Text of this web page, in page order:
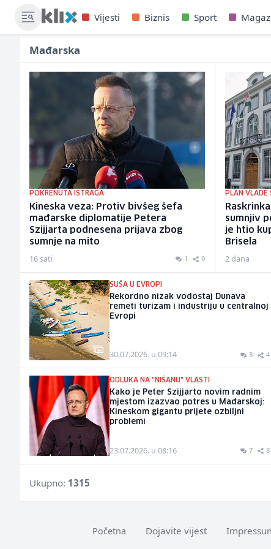
Vijesti Biznis Sport
Mađarska
POKRENUTA ISTRAGA
Kineska veza: Protiv bivšeg šefa
mađarske diplomatije Petera
Szijjarta podnesena prijava zbog
sumnje na mito
16 sati 1 0
PLAN VLADE
sumnjiv
je htio
Brisela
2 dana
SUŠA U EVROPI
Rekordno nizak vodostaj Dunava
remeti turizam i industriju u centralnoj
Evropi
30.07.2026. u 09:14 3 4
ODLUKA NA "NIŠANU" VLASTI
Kako je Peter Szijjarto novim radnim
mjestom izazvao potres u Mađarskoj:
Kineskom gigantu prijete ozbiljni
problemi
23.07.2026. u 08:16 7 8
Ukupno: 1315
Početna Dojavite vijest